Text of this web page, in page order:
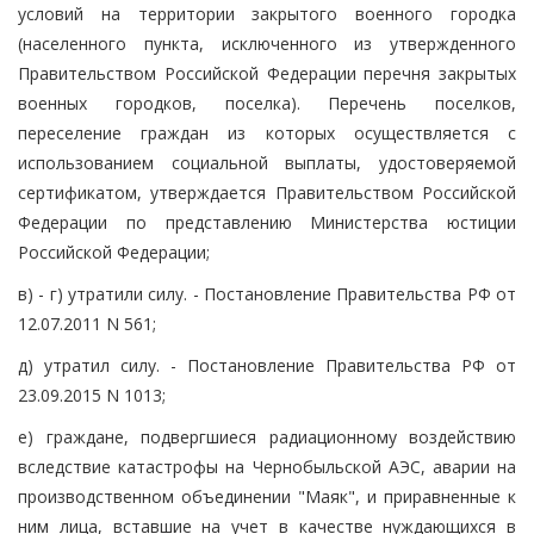
условий на территории закрытого военного городка
(населенного пункта, исключенного из утвержденного
Правительством Российской Федерации перечня закрытых
военных городков, поселка). Перечень поселков,
переселение граждан из которых осуществляется с
использованием социальной выплаты, удостоверяемой
сертификатом, утверждается Правительством Российской
Федерации по представлению Министерства юстиции
Российской Федерации;
в) - г) утратили силу. - Постановление Правительства РФ от
12.07.2011 N 561;
д) утратил силу. - Постановление Правительства РФ от
23.09.2015 N 1013;
е) граждане, подвергшиеся радиационному воздействию
вследствие катастрофы на Чернобыльской АЭС, аварии на
производственном объединении "Маяк", и приравненные к
ним лица, вставшие на учет в качестве нуждающихся в